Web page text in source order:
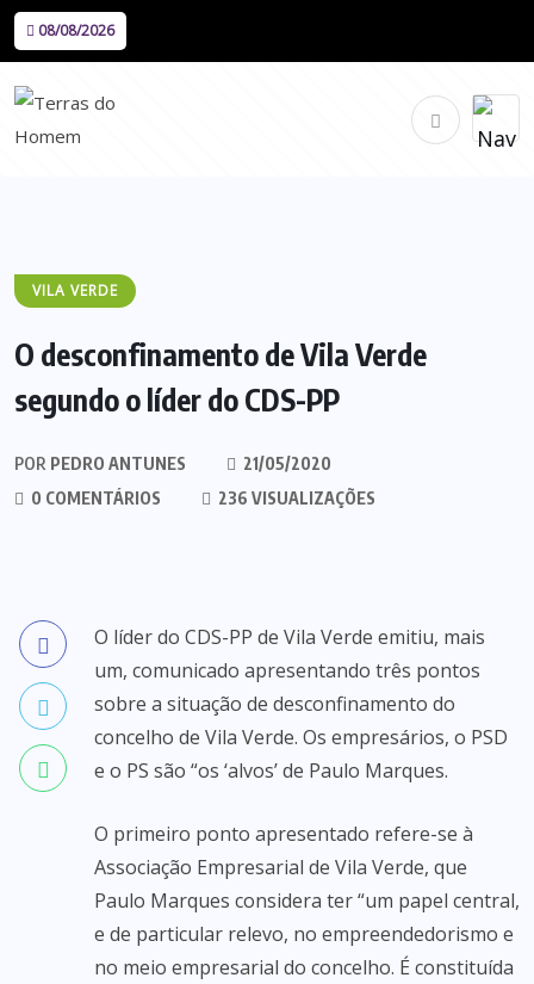
08/08/2026
VILA VERDE
O desconfinamento de Vila Verde
segundo o líder do CDS-PP
POR PEDRO ANTUNES
21/05/2020
0 COMENTÁRIOS
236 VISUALIZAÇÕES
O líder do CDS-PP de Vila Verde emitiu, mais
um, comunicado apresentando três pontos
sobre a situação de desconfinamento do
concelho de Vila Verde. Os empresários, o PSD
e o PS são “os ‘alvos’ de Paulo Marques.
O primeiro ponto apresentado refere-se à
Associação Empresarial de Vila Verde, que
Paulo Marques considera ter “um papel central,
e de particular relevo, no empreendedorismo e
no meio empresarial do concelho. É constituída